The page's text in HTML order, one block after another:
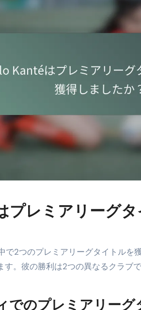
プレミアリーグ
で2つのプレミアリーグタイトルを
す。彼の勝利は2つの異なるクラブ
でのプレミアリーグ